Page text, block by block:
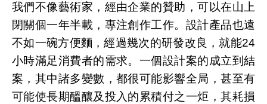
我們不像藝術家，經由企業的贊助，可以在山上
閉關個一年半載，專注創作工作。設計產品也遠
不如一碗方便麵，經過幾次的研發改良，就能24
小時滿足消費者的需求。一個設計案的成立到結
案，其中諸多變數，都很可能影響全局，甚至有
可能使長期醞釀及投入的累積付之一炬，其耗損